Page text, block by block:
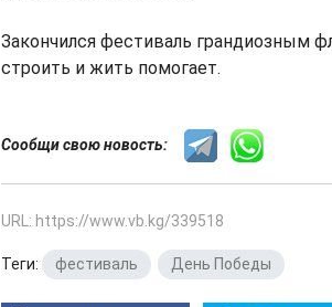
Закончился фестиваль грандиозным
строить и жить помогает.
Сообщи свою новость:
URL: https://www.vb.kg/339518
Теги: фестиваль День Победы